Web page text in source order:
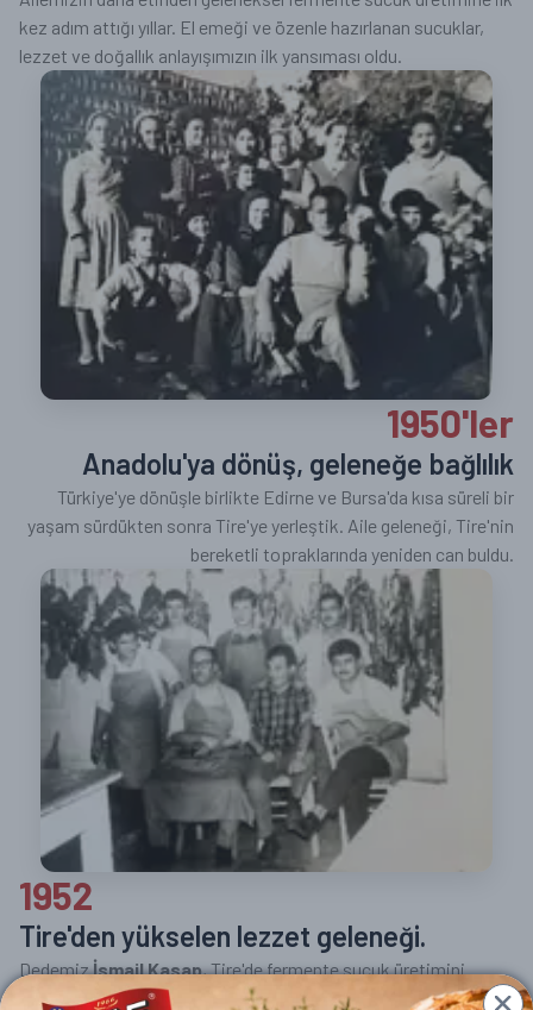
kez adım attığı yıllar. El emeği ve özenle hazırlanan sucuklar,
lezzet ve doğallık anlayışımızın ilk yansıması oldu.
1950'ler
Anadolu'ya dönüş, geleneğe bağlılık
Türkiye'ye dönüşle birlikte Edirne ve Bursa'da kısa süreli bir
yaşam sürdükten sonra Tire'ye yerleştik. Aile geleneği, Tire'nin
bereketli topraklarında yeniden can buldu.
1952
Tire'den yükselen lezzet geleneği.
Dedemizİsmail Kasap, Tire'de fermente sucuk üretimini
başlatarak aile mirasını bir sonraki seviyeye taşıdı. Küçük bir